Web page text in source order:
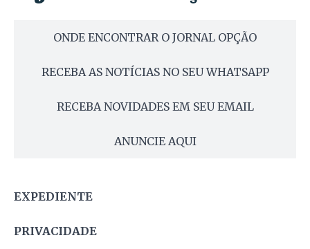
ONDE ENCONTRAR O JORNAL OPÇÃO
RECEBA AS NOTÍCIAS NO SEU WHATSAPP
RECEBA NOVIDADES EM SEU EMAIL
ANUNCIE AQUI
EXPEDIENTE
PRIVACIDADE